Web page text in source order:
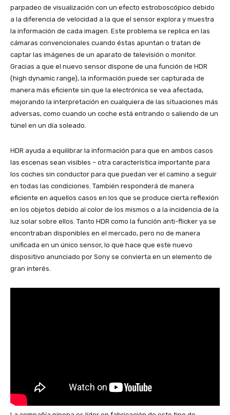
parpadeo de visualización con un efecto estroboscópico debido
a la diferencia de velocidad a la que el sensor explora y muestra
la información de cada imagen. Este problema se replica en las
cámaras convencionales cuando éstas apuntan o tratan de
captar las imágenes de un aparato de televisión o monitor.
Gracias a que el nuevo sensor dispone de una función de HDR
(high dynamic range), la información puede ser capturada de
manera más eficiente sin que la electrónica se vea afectada,
mejorando la interpretación en cualquiera de las situaciones más
adversas, como cuando un coche está entrando o saliendo de un
túnel en un día soleado.
HDR ayuda a equilibrar la información para que en ambos casos
las escenas sean visibles – otra característica importante para
los coches sin conductor para que puedan ver el camino a seguir
en todas las condiciones. También responderá de manera
eficiente en aquellos casos en los que se produce cierta reflexión
en los objetos debido al color de los mismos o a la incidencia de la
luz solar sobre ellos. Tanto HDR como la función anti-flicker ya se
encontraban disponibles en el mercado, pero no de manera
unificada en un único sensor, lo que hace que este nuevo
dispositivo anunciado por Sony se convierta en un elemento de
gran interés.